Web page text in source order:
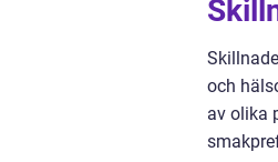
och
av olika